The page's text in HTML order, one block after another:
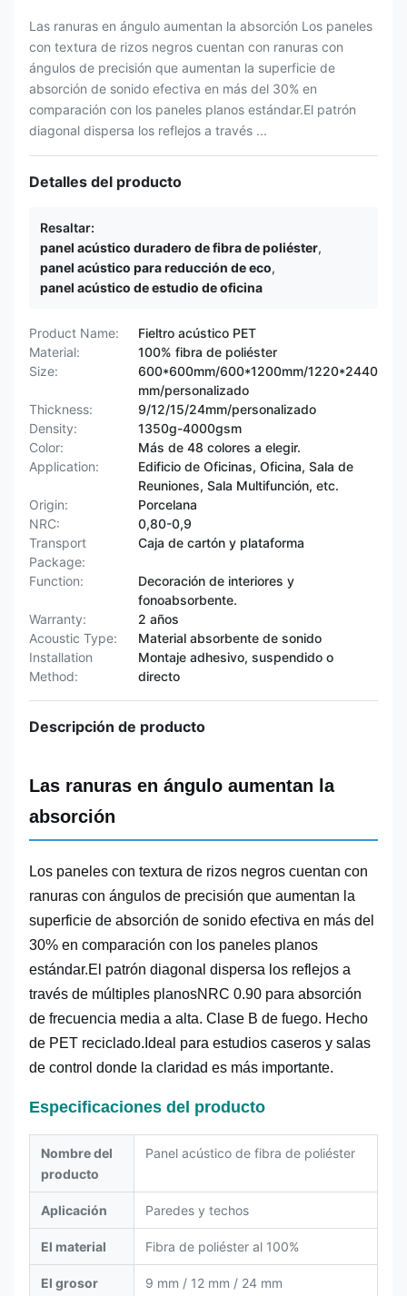
Las ranuras en ángulo aumentan la absorción Los paneles
con textura de rizos negros cuentan con ranuras con
ángulos de precisión que aumentan la superficie de
absorción de sonido efectiva en más del 30% en
comparación con los paneles planos estándar.El patrón
diagonal dispersa los reflejos a través ...
Detalles del producto
Resaltar:
panel acústico duradero de fibra de poliéster,
panel acústico para reducción de eco,
panel acústico de estudio de oficina
Product Name:
Fieltro acústico PET
Material:
100% fibra de poliéster
Size:
600*600mm/600*1200mm/1220*2440
mm/personalizado
Thickness:
9/12/15/24mm/personalizado
Density:
1350g-4000gsm
Color:
Más de 48 colores a elegir.
Application:
Edificio de Oficinas, Oficina, Sala de
Reuniones, Sala Multifunción, etc.
Origin:
Porcelana
NRC:
0,80-0,9
Transport
Package:
Caja de cartón y plataforma
Function:
Decoración de interiores y
fonoabsorbente.
Warranty:
2 años
Acoustic Type:
Material absorbente de sonido
Installation
Method:
Montaje adhesivo, suspendido o
directo
Descripción de producto
Las ranuras en ángulo aumentan la
absorción
Los paneles con textura de rizos negros cuentan con
ranuras con ángulos de precisión que aumentan la
superficie de absorción de sonido efectiva en más del
30% en comparación con los paneles planos
estándar.El patrón diagonal dispersa los reflejos a
través de múltiples planosNRC 0.90 para absorción
de frecuencia media a alta. Clase B de fuego. Hecho
de PET reciclado.Ideal para estudios caseros y salas
de control donde la claridad es más importante.
Especificaciones del producto
Nombre del
producto
Panel acústico de fibra de poliéster
Aplicación Paredes y techos
El material Fibra de poliéster al 100%
El grosor 9 mm / 12 mm / 24 mm